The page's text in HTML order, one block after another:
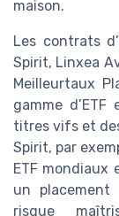
maison.
Les contrats
Spirit, Linxea
Meilleurtaux
gamme
titres vifs et
Spirit, par
ETF mondiaux
un placement
risque